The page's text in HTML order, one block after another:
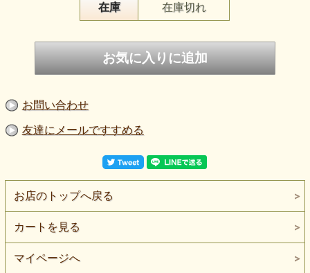
在庫 在庫切れ
お問い合わせ
友達にメールですすめる
お店のトップへ戻る
カートを見る
マイページへ